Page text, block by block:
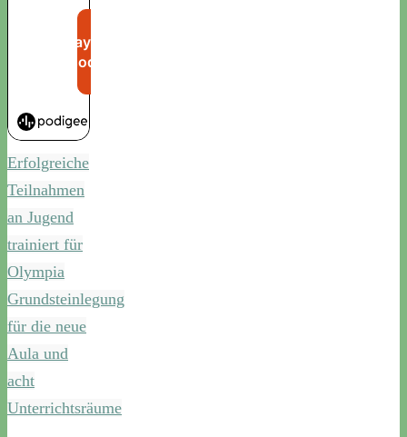
Erfolgreiche
Teilnahmen
an Jugend
trainiert für
Olympia
Grundsteinlegung
für die neue
Aula und
acht
Unterrichtsräume